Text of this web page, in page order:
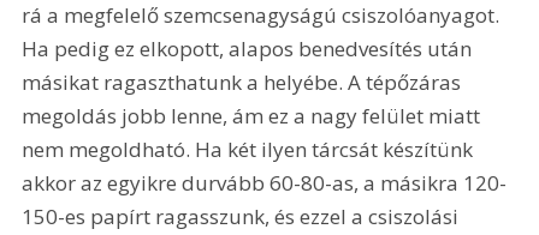
rá a megfelelő szemcsenagyságú csiszolóanyagot.
Ha pedig ez elkopott, alapos benedvesítés után
másikat ragaszthatunk a helyébe. A tépőzáras
megoldás jobb lenne, ám ez a nagy felület miatt
nem megoldható. Ha két ilyen tárcsát készítünk
akkor az egyikre durvább 60-80-as, a másikra 120-
150-es papírt ragasszunk, és ezzel a csiszolási